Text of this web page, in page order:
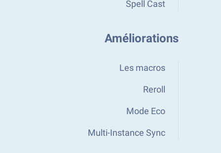
Spell Cast
Améliorations
Les macros
Reroll
Mode Eco
Multi-Instance Sync